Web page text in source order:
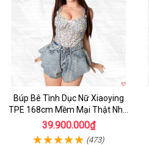
Búp Bê Tình Dục Nữ Xiaoying
TPE 168cm Mềm Mại Thật Như
Người Chơi
39.900.000₫
(473)